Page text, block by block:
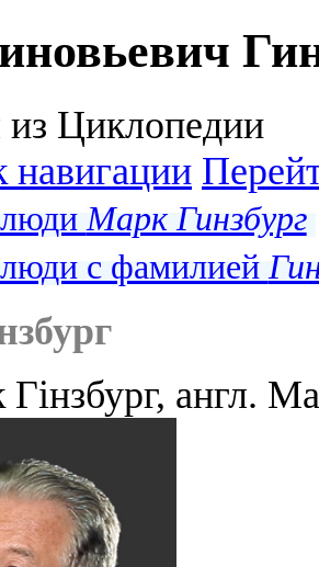
Циклопедии
навигации
Марк Гинзбург
с фамилией
англ.